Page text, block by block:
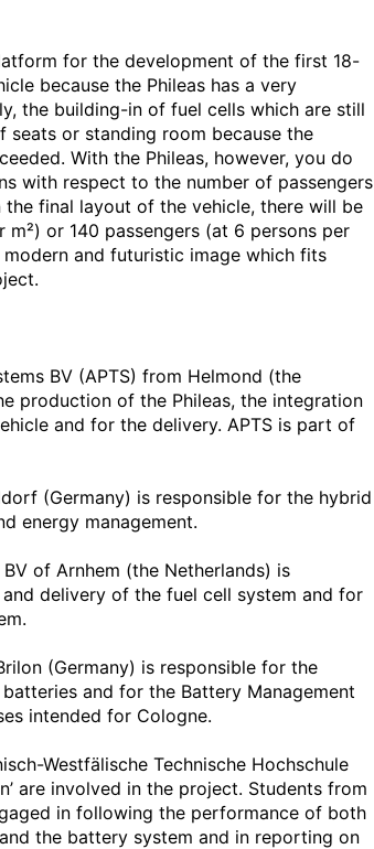
for the development of the first 18-
because the Phileas has a very
the building-in of fuel cells which are still
seats or standing room because the
With the Phileas, however, you do
with respect to the number of passengers
final layout of the vehicle, there will be
m²) or 140 passengers (at 6 persons per
modern and futuristic image which fits
BV (APTS) from Helmond (the
production of the Phileas, the integration
and for the delivery. APTS is part of
(Germany) is responsible for the hybrid
energy management.
of Arnhem (the Netherlands) is
delivery of the fuel cell system and for
(Germany) is responsible for the
and for the Battery Management
intended for Cologne.
Westfälische Technische Hochschule
are involved in the project. Students from
in following the performance of both
the battery system and in reporting on